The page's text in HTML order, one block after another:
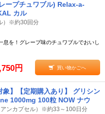
ープチュワブル) Relax-a-
カル
）※約30回分
息を！グレープ味のチュワブルでおいし
円 買い物かごへ
象】【定期購入あり】 グリシン
1000mg 100粒 NOW ナウ
ンカプセル）※約33～100日分